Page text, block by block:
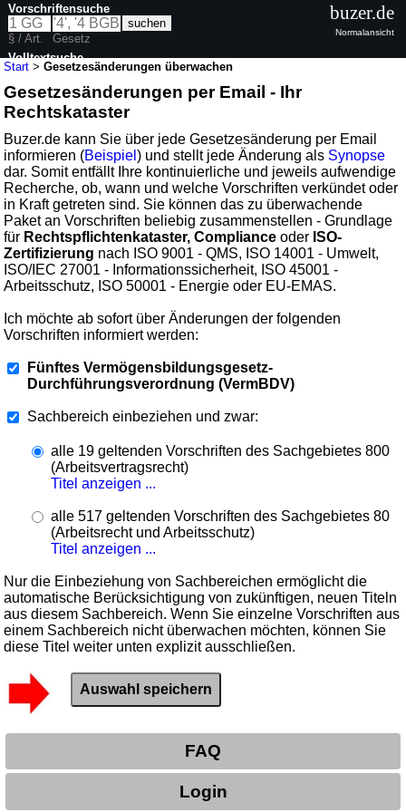
Start >Gesetzesänderungen überwachen
Gesetzesänderungen per Email - Ihr
Rechtskataster
Buzer.de kann Sie über jede Gesetzesänderung per Email
informieren (Beispiel) und stellt jede Änderung als Synopse
dar. Somit entfällt Ihre kontinuierliche und jeweils aufwendige
Recherche, ob, wann und welche Vorschriften verkündet oder
in Kraft getreten sind. Sie können das zu überwachende
Paket an Vorschriften beliebig zusammenstellen - Grundlage
für Rechtspflichtenkataster, Compliance oder ISO-
Zertifizierung nach ISO 9001 - QMS, ISO 14001 - Umwelt,
ISO/IEC 27001 - Informationssicherheit, ISO 45001 -
Arbeitsschutz, ISO 50001 - Energie oder EU-EMAS.
Ich möchte ab sofort über Änderungen der folgenden
Vorschriften informiert werden:
Fünftes Vermögensbildungsgesetz-
Durchführungsverordnung (VermBDV)
Sachbereich einbeziehen und zwar:
alle 19 geltenden Vorschriften des Sachgebietes 800
(Arbeitsvertragsrecht)
Titel anzeigen ...
alle 517 geltenden Vorschriften des Sachgebietes 80
(Arbeitsrecht und Arbeitsschutz)
Titel anzeigen ...
Nur die Einbeziehung von Sachbereichen ermöglicht die
automatische Berücksichtigung von zukünftigen, neuen Titeln
aus diesem Sachbereich. Wenn Sie einzelne Vorschriften aus
einem Sachbereich nicht überwachen möchten, können Sie
diese Titel weiter unten explizit ausschließen.
FAQ
Login
Vorschriftensuche
§ / Art.
Gesetz
Volltextsuche
buzer.de
Normalansicht